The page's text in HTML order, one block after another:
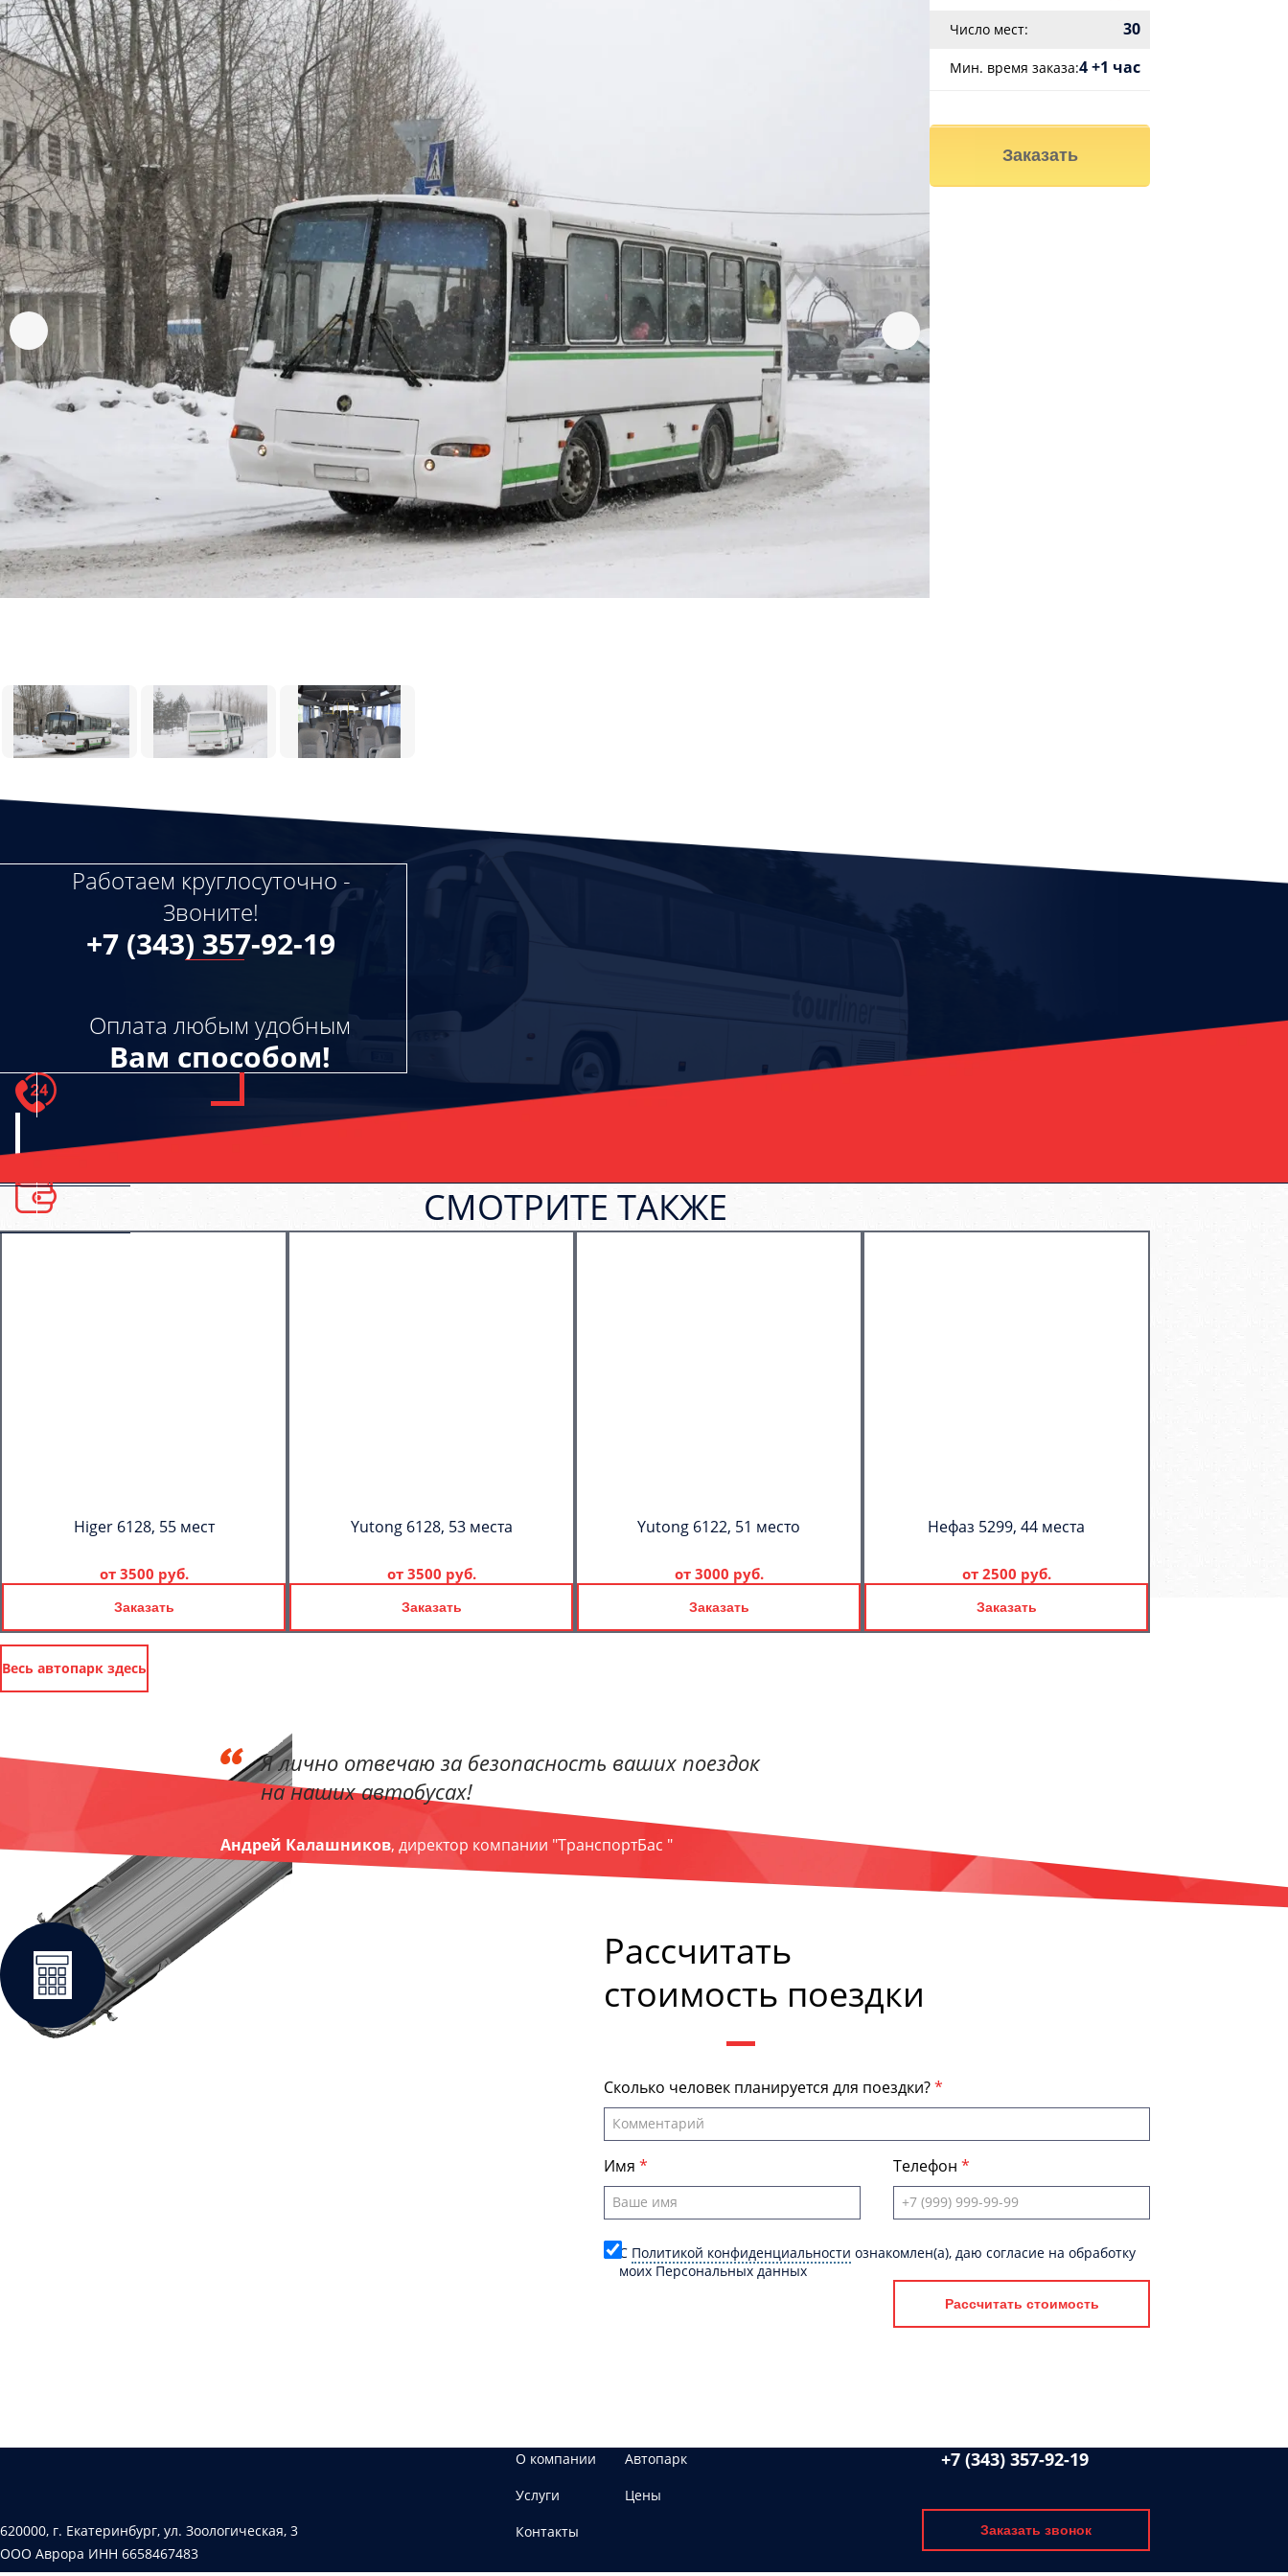
Число мест: 30
Мин. время заказа:4 +1 час
Заказать
Работаем круглосуточно -
Звоните!
+7 (343) 357-92-19
Оплата любым удобным
Вам способом!
СМОТРИТЕ ТАКЖЕ
Higer 6128, 55 мест
от 3500 руб.
Заказать
Yutong 6128, 53 места
от 3500 руб.
Заказать
Yutong 6122, 51 место
от 3000 руб.
Заказать
Нефаз 5299, 44 места
от 2500 руб.
Заказать
Весь автопарк здесь
Я лично отвечаю за безопасность ваших поездок
на наших автобусах!
Андрей Калашников, директор компании "ТранспортБас "
Рассчитать
стоимость поездки
Сколько человек планируется для поездки?
Имя Телефон
C Политикой конфиденциальности ознакомлен(а), даю согласие на обработку
моих Персональных данных
Рассчитать стоимость
620000, г. Екатеринбург, ул. Зоологическая, 3
ООО Аврора ИНН 6658467483
О компании
Автопарк
Услуги
Цены
Контакты
+7 (343) 357-92-19
Заказать звонок